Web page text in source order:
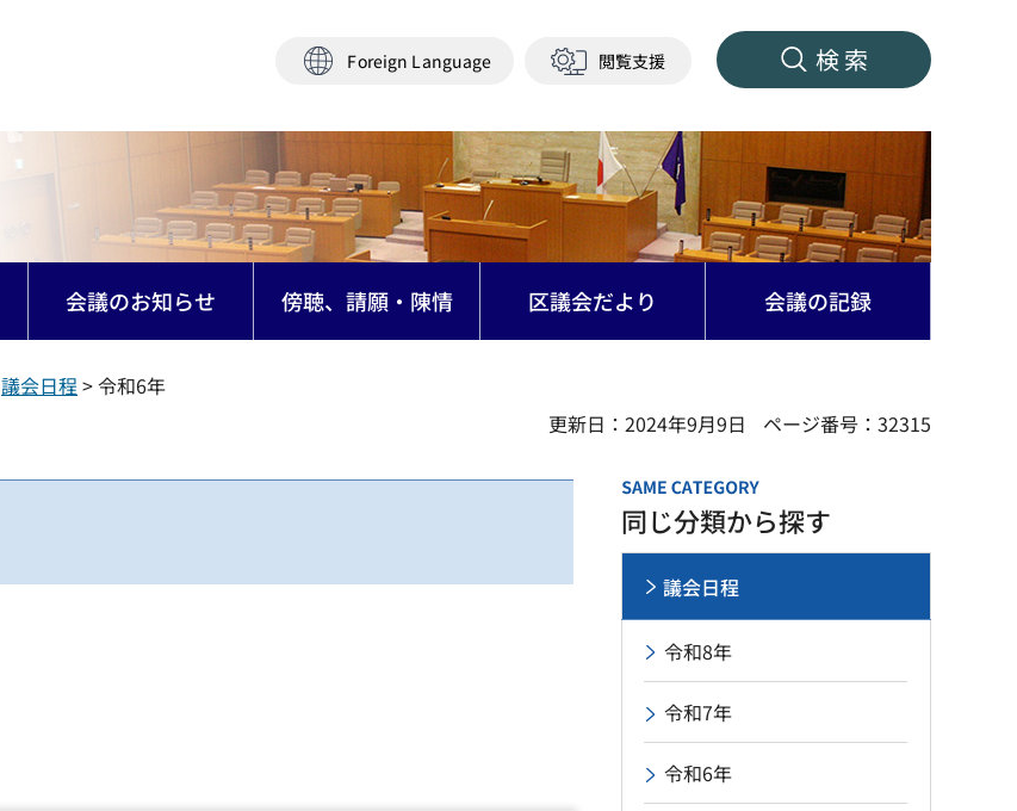
Foreign Language 閲覧支援 検索
会議のお知らせ 傍聴、請願・陳情 区議会だより 会議の記録
議会日程 > 令和6年
更新日：2024年9月9日
ページ番号：32315
同じ分類から探す
議会日程
令和8年
令和7年
令和6年